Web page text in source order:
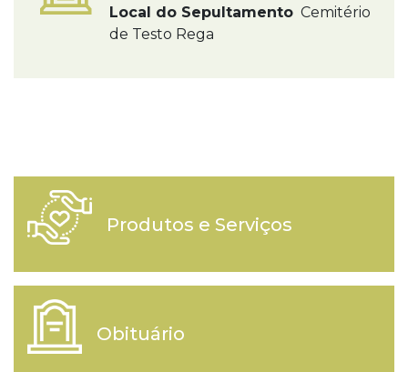
Local do Sepultamento Cemitério
de Testo Rega
Produtos e Serviços
Obituário